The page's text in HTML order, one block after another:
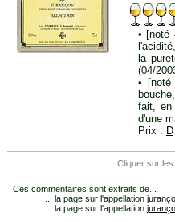
• [noté
la
(04/
•
fait, en
d'une
Prix : D
Cliquer sur
Ces commentaires sont extraits de...
... la page sur l'appellation
... la page sur l'appellation